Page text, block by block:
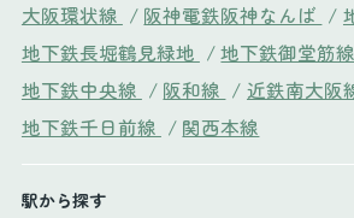
大阪環状線 / 阪神電鉄阪神なんば /
地下鉄長堀鶴見緑地 / 地下鉄御堂筋線
地下鉄中央線 / 阪和線 / 近鉄南大阪
地下鉄千日前線 / 関西本線
駅から探す